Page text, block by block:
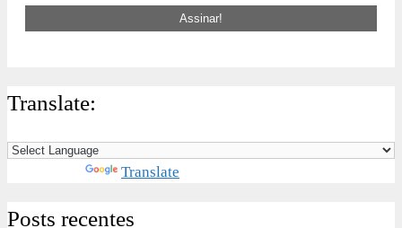
Translate:
Translate
Posts recentes